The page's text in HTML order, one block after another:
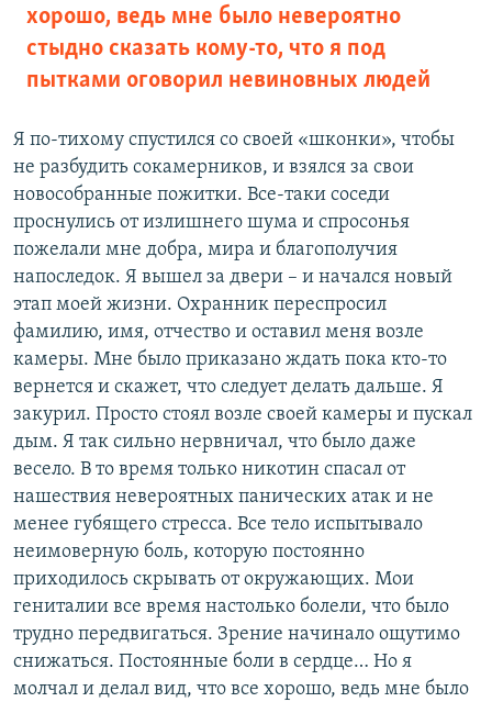
хорошо, ведь мне было невероятно
стыдно сказать кому-то, что я под
пытками оговорил невиновных людей
Я по-тихому спустился со своей «шконки», чтобы
не разбудить сокамерников, и взялся за свои
новособранные пожитки. Все-таки соседи
проснулись от излишнего шума и спросонья
пожелали мне добра, мира и благополучия
напоследок. Я вышел за двери – и начался новый
этап моей жизни. Охранник переспросил
фамилию, имя, отчество и оставил меня возле
камеры. Мне было приказано ждать пока кто-то
вернется и скажет, что следует делать дальше. Я
закурил. Просто стоял возле своей камеры и пускал
дым. Я так сильно нервничал, что было даже
весело. В то время только никотин спасал от
нашествия невероятных панических атак и не
менее губящего стресса. Все тело испытывало
неимоверную боль, которую постоянно
приходилось скрывать от окружающих. Мои
гениталии все время настолько болели, что было
трудно передвигаться. Зрение начинало ощутимо
снижаться. Постоянные боли в сердце… Но я
молчал и делал вид, что все хорошо, ведь мне было